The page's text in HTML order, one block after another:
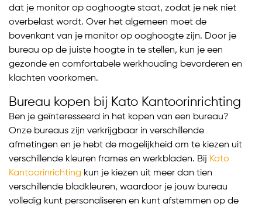
dat je monitor op ooghoogte staat, zodat je nek niet
overbelast wordt. Over het algemeen moet de
bovenkant van je monitor op ooghoogte zijn. Door je
bureau op de juiste hoogte in te stellen, kun je een
gezonde en comfortabele werkhouding bevorderen en
klachten voorkomen.
Bureau kopen bij Kato Kantoorinrichting
Ben je geïnteresseerd in het kopen van een bureau?
Onze bureaus zijn verkrijgbaar in verschillende
afmetingen en je hebt de mogelijkheid om te kiezen uit
verschillende kleuren frames en werkbladen. Bij Kato
Kantoorinrichting kun je kiezen uit meer dan tien
verschillende bladkleuren, waardoor je jouw bureau
volledig kunt personaliseren en kunt afstemmen op de